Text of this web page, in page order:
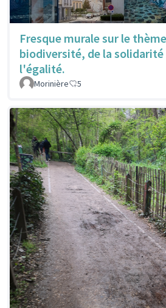
Fresque murale sur le
biodiversité, de la solidarité
l'égalité.
Morinière 5